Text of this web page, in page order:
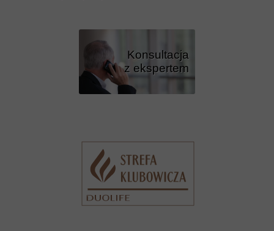
Przycisk
Konsultacja
z ekspertem